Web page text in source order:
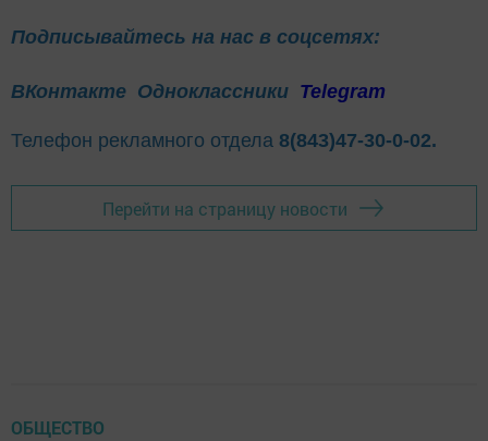
Подписывайтесь на нас в соцсетях:
ВКонтакте Одноклассники Telegram
Телефон рекламного отдела 8(843)47-30-0-02.
Перейти на страницу новости
ОБЩЕСТВО